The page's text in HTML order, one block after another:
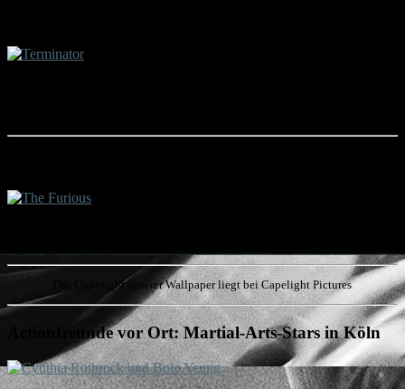
Das Copyright unserer Wallpaper liegt bei Capelight Pictures
Actionfreunde vor Ort: Martial-Arts-Stars in Köln